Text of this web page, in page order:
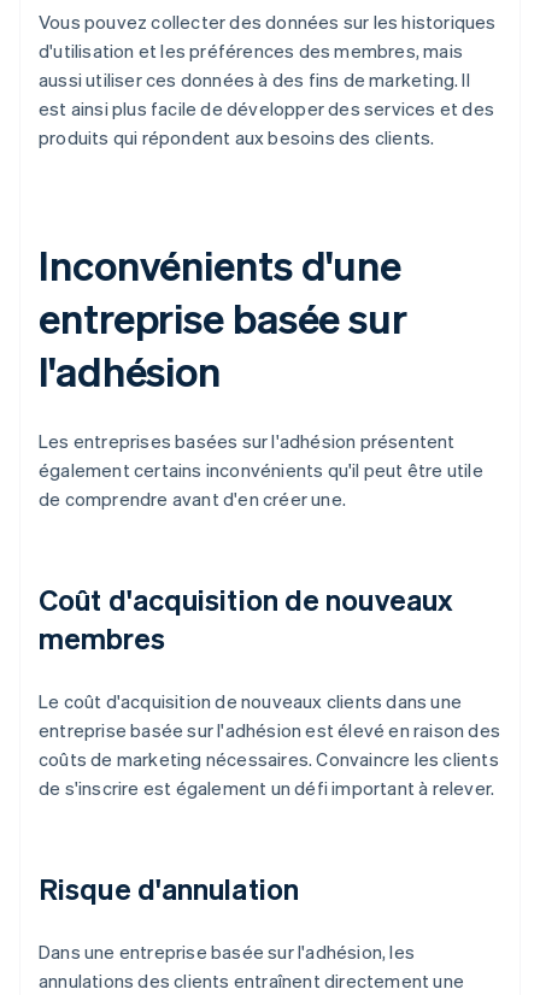
Vous pouvez collecter des données sur les historiques
d'utilisation et les préférences des membres, mais
aussi utiliser ces données à des fins de marketing. Il
est ainsi plus facile de développer des services et des
produits qui répondent aux besoins des clients.
Inconvénients d'une
entreprise basée sur
l'adhésion
Les entreprises basées sur l'adhésion présentent
également certains inconvénients qu'il peut être utile
de comprendre avant d'en créer une.
Coût d'acquisition de nouveaux
membres
Le coût d'acquisition de nouveaux clients dans une
entreprise basée sur l'adhésion est élevé en raison des
coûts de marketing nécessaires. Convaincre les clients
de s'inscrire est également un défi important à relever.
Risque d'annulation
Dans une entreprise basée sur l'adhésion, les
annulations des clients entraînent directement une